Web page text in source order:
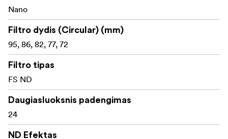
tipas turi spalvą atitinkančią rankeną, kad būtų
Išplėskite savo kūrybos galimybes su NiSi JETMAG
filtrais – sukurtais greičiui, tikslumui ir ilgaamžiškumui.
Komplektacija:
Pastaba!Reikalingas NiSi JetMag Pro 95 adapterio
Nano
Filtro dydis (Circular) (mm)
95, 86, 82, 77, 72
Filtro tipas
FS ND
Daugiasluoksnis padengimas
24
ND Efektas